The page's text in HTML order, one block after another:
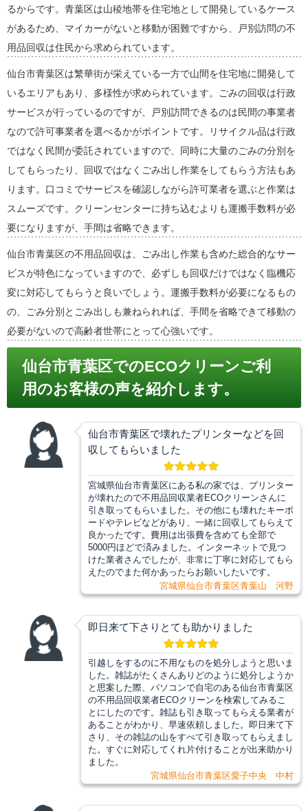
るからです。青葉区は山稜地帯を住宅地として開発しているケース
があるため、マイカーがないと移動が困難ですから、戸別訪問の不
用品回収は住民から求められています。
仙台市青葉区は繁華街が栄えている一方で山間を住宅地に開発して
いるエリアもあり、多様性が求められています。ごみの回収は行政
サービスが行っているのですが、戸別訪問できるのは民間の事業者
なので許可事業者を選べるかがポイントです。リサイクル品は行政
ではなく民間が委託されていますので、同時に大量のごみの分別を
してもらったり、回収ではなくごみ出し作業をしてもらう方法もあ
ります。口コミでサービスを確認しながら許可業者を選ぶと作業は
スムーズです。クリーンセンターに持ち込むよりも運搬手数料が必
要になりますが、手間は省略できます。
仙台市青葉区の不用品回収は、ごみ出し作業も含めた総合的なサー
ビスが特色になっていますので、必ずしも回収だけではなく臨機応
変に対応してもらうと良いでしょう。運搬手数料が必要になるもの
の、ごみ分別とごみ出しも兼ねられれば、手間を省略できて移動の
必要がないので高齢者世帯にとって心強いです。
仙台市青葉区でのECOクリーンご利
用のお客様の声を紹介します。
仙台市青葉区で壊れたプリンターなどを回
収してもらいました
宮城県仙台市青葉区にある私の家では、プリンター
が壊れたので不用品回収業者ECOクリーンさんに
引き取ってもらいました。その他にも壊れたキーボ
ードやテレビなどがあり、一緒に回収してもらえて
良かったです。費用は出張費を含めても全部で
5000円ほどで済みました。インターネットで見つ
けた業者さんでしたが、非常に丁寧に対応してもら
えたのでまた何かあったらお願いしたいです。
宮城県仙台市青葉区青葉山 河野
即日来て下さりとても助かりました
引越しをするのに不用なものを処分しようと思いま
した。雑誌がたくさんありどのように処分しようか
と思案した際、パソコンで自宅のある仙台市青葉区
の不用品回収業者ECOクリーンを検索してみるこ
とにしたのです。雑誌も引き取ってもらえる業者が
あることがわかり、早速依頼しました。即日来て下
さり、その雑誌の山をすべて引き取ってもらえまし
た。すぐに対応してくれ片付けることが出来助かり
ました。
宮城県仙台市青葉区愛子中央 中村